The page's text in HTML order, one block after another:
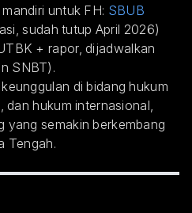
untuk FH: SBUB
sudah tutup April 2026)
+ rapor, dijadwalkan
SNBT).
di bidang hukum
dan hukum internasional,
yang semakin berkembang
Tengah.